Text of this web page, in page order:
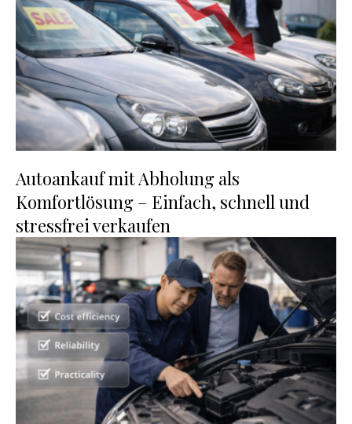
Autoankauf mit Abholung als
Komfortlösung – Einfach, schnell und
stressfrei verkaufen